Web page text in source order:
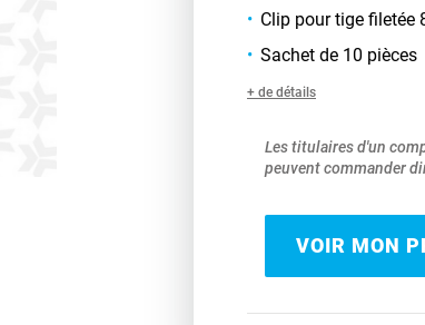
Clip pour tige filetée
Sachet de 10 pièces
+ de détails
Les titulaires d'un
peuvent commander
VOIR MON